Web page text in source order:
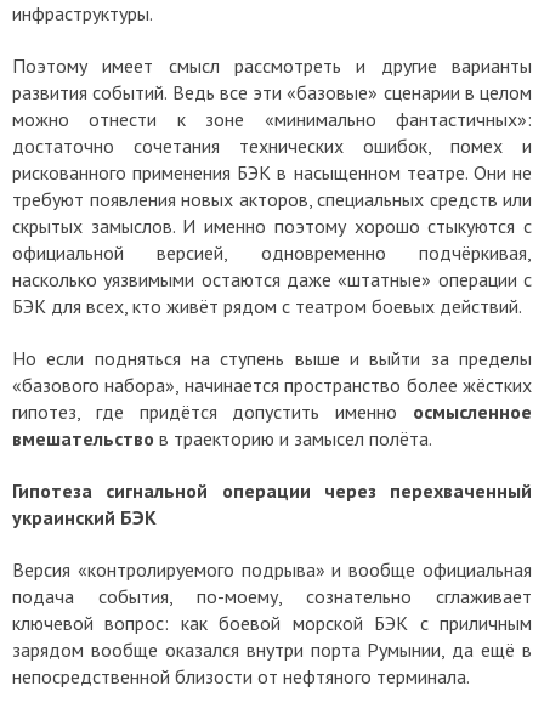
инфраструктуры.
Поэтому имеет смысл рассмотреть и другие варианты
развития событий. Ведь все эти «базовые» сценарии в целом
можно отнести к зоне «минимально фантастичных»:
достаточно сочетания технических ошибок, помех и
рискованного применения БЭК в насыщенном театре. Они не
требуют появления новых акторов, специальных средств или
скрытых замыслов. И именно поэтому хорошо стыкуются с
официальной версией, одновременно подчёркивая,
насколько уязвимыми остаются даже «штатные» операции с
БЭК для всех, кто живёт рядом с театром боевых действий.
Но если подняться на ступень выше и выйти за пределы
«базового набора», начинается пространство более жёстких
гипотез, где придётся допустить именно осмысленное
вмешательство в траекторию и замысел полёта.
Гипотеза сигнальной операции через перехваченный
украинский БЭК
Версия «контролируемого подрыва» и вообще официальная
подача события, по-моему, сознательно сглаживает
ключевой вопрос: как боевой морской БЭК с приличным
зарядом вообще оказался внутри порта Румынии, да ещё в
непосредственной близости от нефтяного терминала.